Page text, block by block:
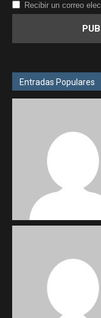
Recibir un correo
Entradas Populares